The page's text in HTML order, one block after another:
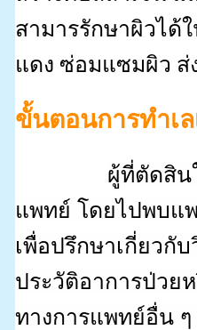
สามารรักษาผิวได้
แดง ซ่อมแซมผิว ส่
ขั้นตอนการทำเล
ผู้ที่ตัดสิน
แพทย์ โดยไปพบแ
เพื่อปรึกษาเกี่ยวกั
ประวัติอาการป่วย
ทางการแพทย์อื่น